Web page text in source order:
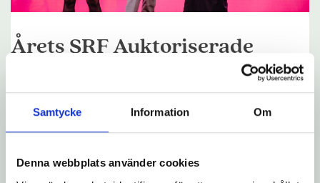
Samtycke Information Om
Denna webbplats använder cookies
Årets SRF Auktoriserade
Tiden bara flyger iväg så här under högsäsongen och
mitt i allt så åkte vi under mars månad iväg på SRF
Dagen i Stockholm. Vi åkte dit med höga
nominerad till årets SRF Auktoriserade